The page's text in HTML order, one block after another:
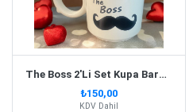
The Boss 2'Li Set Kupa Bardak Yuvarlak Kulp
₺150,00
KDV Dahil